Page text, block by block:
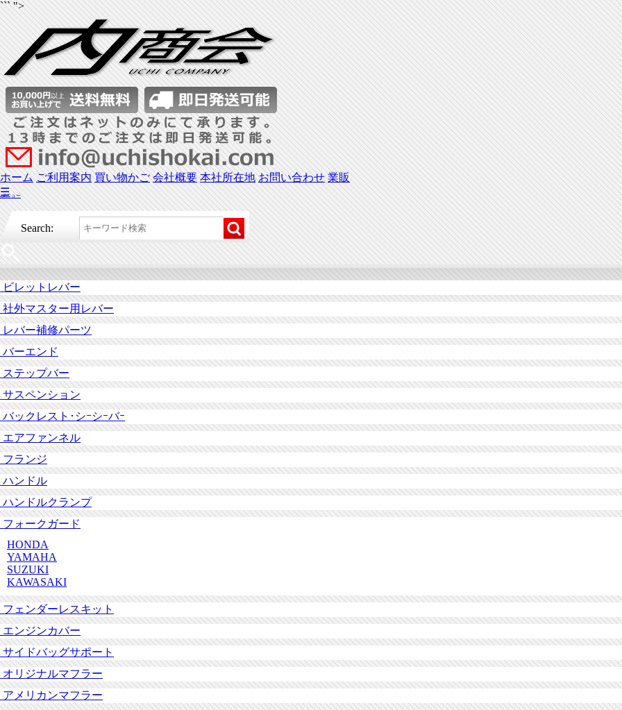
``` ">
ホーム ご利用案内 買い物かご 会社概要 本社所在地 お問い合わせ 業販
☰
メニュー
Search:
ビレットレバー
社外マスター用レバー
レバー補修パーツ
バーエンド
ステップバー
サスペンション
バックレスト･シｰシｰバｰ
エアファンネル
フランジ
ハンドル
ハンドルクランプ
フォークガード
HONDA
YAMAHA
SUZUKI
KAWASAKI
フェンダーレスキット
エンジンカバー
サイドバッグサポート
オリジナルマフラー
アメリカンマフラー